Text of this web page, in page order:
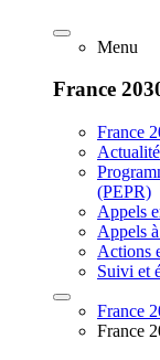
Menu
France
France
(PEPR)
Appels
Appels
Actions
Suivi et
France
France